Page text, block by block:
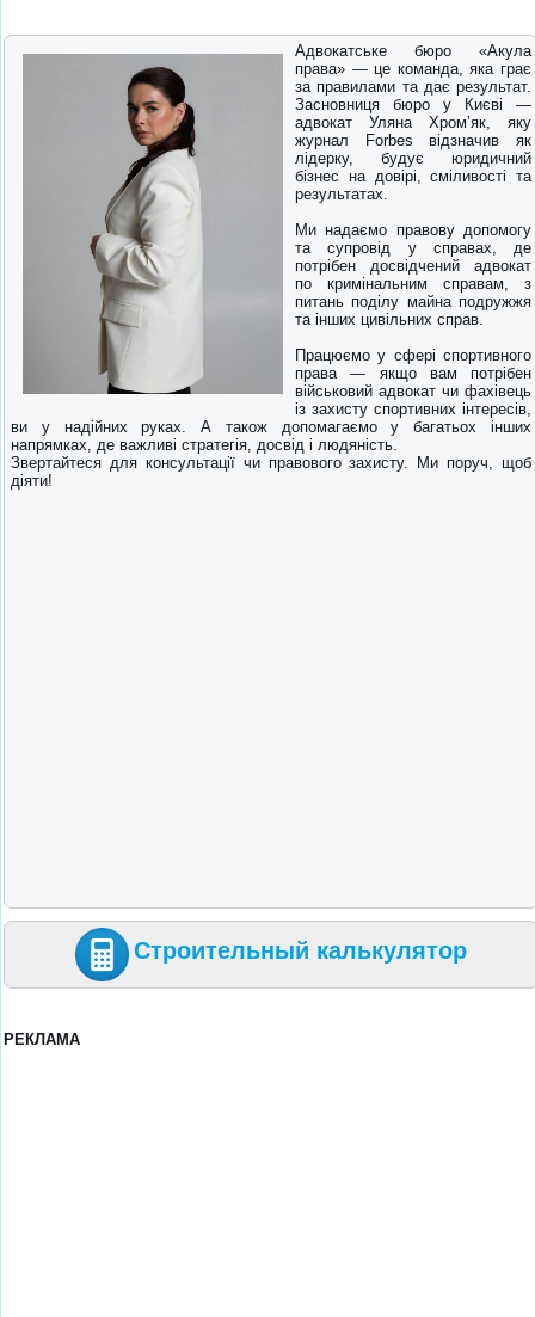
Адвокатське бюро «Акула
права» — це команда, яка грає
за правилами та дає результат.
Засновниця бюро у Києві —
адвокат Уляна Хромʼяк, яку
журнал Forbes відзначив як
лідерку, будує юридичний
бізнес на довірі, сміливості та
результатах.
Ми надаємо правову допомогу
та супровід у справах, де
потрібен досвідчений адвокат
по кримінальним справам, з
питань поділу майна подружжя
та інших цивільних справ.
Працюємо у сфері спортивного
права — якщо вам потрібен
військовий адвокат чи фахівець
із захисту спортивних інтересів,
ви у надійних руках. А також допомагаємо у багатьох інших
напрямках, де важливі стратегія, досвід і людяність.
Звертайтеся для консультації чи правового захисту. Ми поруч, щоб
діяти!
Строительный калькулятор
РЕКЛАМА